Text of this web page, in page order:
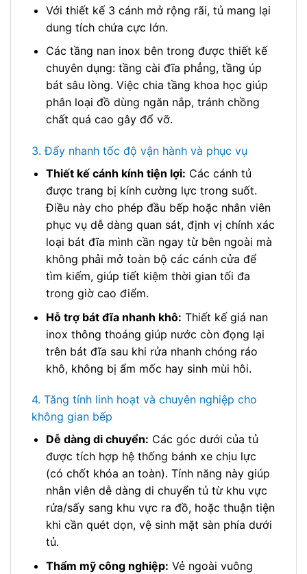
Với thiết kế 3 cánh mở rộng rãi, tủ mang lại
dung tích chứa cực lớn.
Các tầng nan inox bên trong được thiết kế
chuyên dụng: tầng cài đĩa phẳng, tầng úp
bát sâu lòng. Việc chia tầng khoa học giúp
phân loại đồ dùng ngăn nắp, tránh chồng
chất quá cao gây đổ vỡ.
3. Đẩy nhanh tốc độ vận hành và phục vụ
Thiết kế cánh kính tiện lợi: Các cánh tủ
được trang bị kính cường lực trong suốt.
Điều này cho phép đầu bếp hoặc nhân viên
phục vụ dễ dàng quan sát, định vị chính xác
loại bát đĩa mình cần ngay từ bên ngoài mà
không phải mở toàn bộ các cánh cửa để
tìm kiếm, giúp tiết kiệm thời gian tối đa
trong giờ cao điểm.
Hỗ trợ bát đĩa nhanh khô: Thiết kế giá nan
inox thông thoáng giúp nước còn đọng lại
trên bát đĩa sau khi rửa nhanh chóng ráo
khô, không bị ẩm mốc hay sinh mùi hôi.
4. Tăng tính linh hoạt và chuyên nghiệp cho
không gian bếp
Dễ dàng di chuyển: Các góc dưới của tủ
được tích hợp hệ thống bánh xe chịu lực
(có chốt khóa an toàn). Tính năng này giúp
nhân viên dễ dàng di chuyển tủ từ khu vực
rửa/sấy sang khu vực ra đồ, hoặc thuận tiện
khi cần quét dọn, vệ sinh mặt sàn phía dưới
tủ.
Thẩm mỹ công nghiệp: Vẻ ngoài vuông